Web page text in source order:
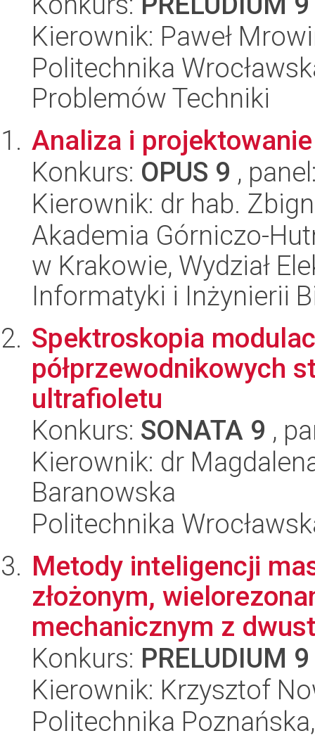
Kierownik: Paweł
Politechnika
Problemów Techniki
Analiza i
Konkurs: OPUS 9 ,
Kierownik: dr hab.
Akademia Górniczo-
w Krakowie, Wydział
Informatyki i Inżynierii
Spektroskopia
półprzewodnikowych
ultrafioletu
Konkurs: SONATA 9 ,
Kierownik: dr
Baranowska
Politechnika
Metody inteligencji
złożonym,
mechanicznym z
Konkurs: PRELUDIUM 9
Kierownik: Krzysztof
Politechnika